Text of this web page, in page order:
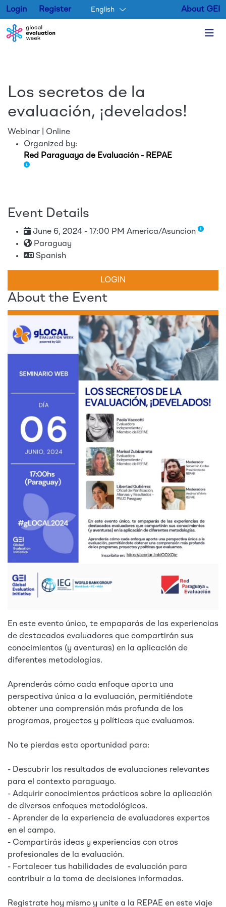
Login Register English About GEI
Los secretos de la
evaluación, ¡develados!
Webinar | Online
Organized by:
Red Paraguaya de Evaluación - REPAE
About the Event
En este evento único, te empaparás de las experiencias
de destacados evaluadores que compartirán sus
conocimientos (y aventuras) en la aplicación de
diferentes metodologías.
Aprenderás cómo cada enfoque aporta una
perspectiva única a la evaluación, permitiéndote
obtener una comprensión más profunda de los
programas, proyectos y políticas que evaluamos.
No te pierdas esta oportunidad para:
- Descubrir los resultados de evaluaciones relevantes
para el contexto paraguayo.
- Adquirir conocimientos prácticos sobre la aplicación
de diversos enfoques metodológicos.
- Aprender de la experiencia de evaluadores expertos
en el campo.
- Compartirás ideas y experiencias con otros
profesionales de la evaluación.
- Fortalecer tus habilidades de evaluación para
contribuir a la toma de decisiones informadas.
Registrate hoy mismo y unite a la REPAE en este viaje
Event Details
June 6, 2024 - 17:00 PM America/Asuncion
Paraguay
Spanish
LOGIN